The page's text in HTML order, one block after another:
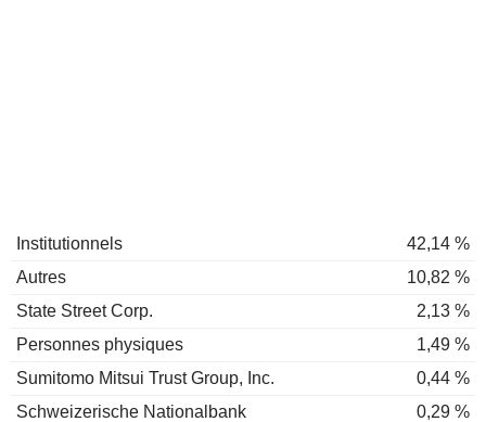
Institutionnels
42,14 %
Autres
10,82 %
State Street Corp.
2,13 %
Personnes physiques
1,49 %
Sumitomo Mitsui Trust Group, Inc.
0,44 %
Schweizerische Nationalbank
0,29 %